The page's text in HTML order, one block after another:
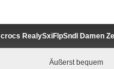
crocs RealySxiFlpSndl Damen
Äußerst bequem